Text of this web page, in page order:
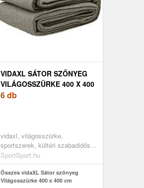
VIDAXL SÁTOR SZŐNYEG
VILÁGOSSZÜRKE 400 X 400
CM POLIETILÉN
6 db
vidaxl, világosszürke,
sportszerek, kültéri szabadidős
tevékenység, kemping és
SportSport.hu
Összes vidaXL Sátor szőnyeg
Világosszürke 400 x 400 cm